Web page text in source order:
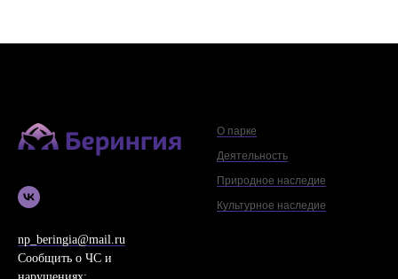
np_beringia@mail.ru
Сообщить о ЧС и
О парке
Деятельность
Природное наследие
Культурное наследие